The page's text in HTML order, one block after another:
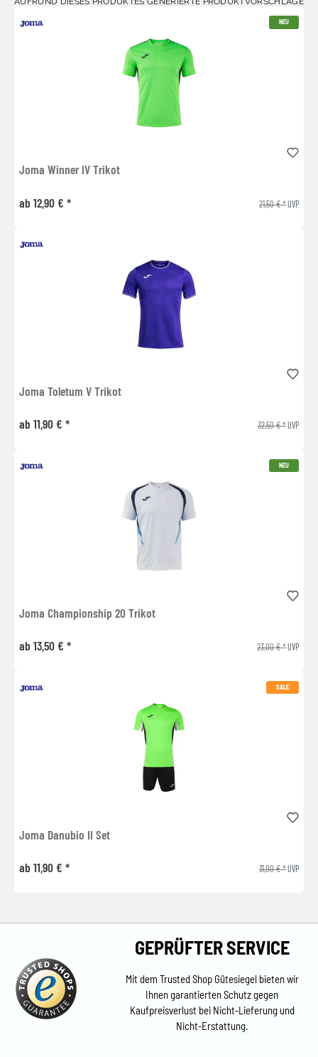
NEU
Joma Winner IV Trikot
ab 12,90 € * 21,50 € *UVP
Joma Toletum V Trikot
ab 11,90 € * 32,50 € *UVP
NEU
Joma Championship 20 Trikot
ab 13,50 € * 23,00 € *UVP
SALE
Joma Danubio II Set
ab 11,90 € * 31,00 € *UVP
GEPRÜFTER SERVICE
Mit dem Trusted Shop Gütesiegel bieten wir
Ihnen garantierten Schutz gegen
Kaufpreisverlust bei Nicht-Lieferung und
Nicht-Erstattung.